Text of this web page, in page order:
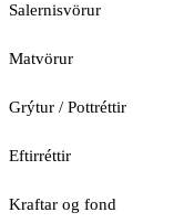
Salernisvörur
Matvörur
Grýtur / Pottréttir
Eftirréttir
Kraftar og fond